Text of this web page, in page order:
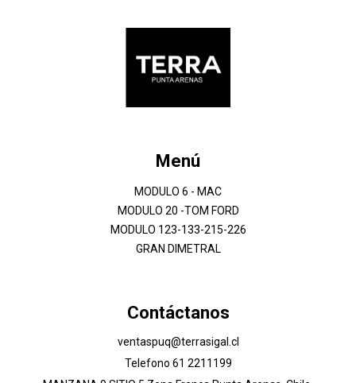
Menú
MODULO 6 - MAC
MODULO 20 -TOM FORD
MODULO 123-133-215-226
GRAN DIMETRAL
Contáctanos
ventaspuq@terrasigal.cl
Telefono 61 2211199